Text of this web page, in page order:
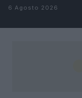
Salta al contenuto
6 Agosto 2026